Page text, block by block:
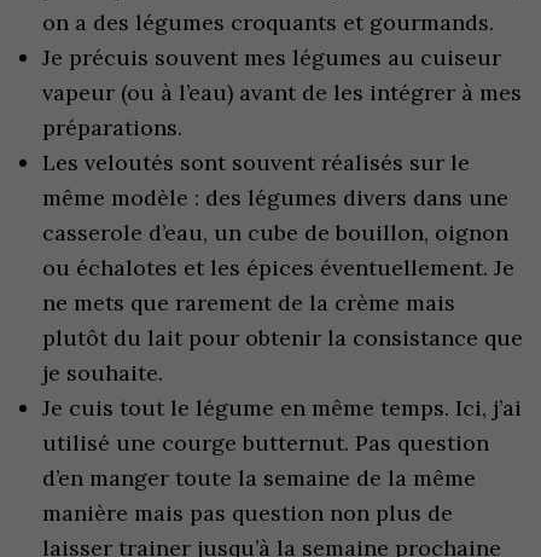
on a des légumes croquants et gourmands.
Je précuis souvent mes légumes au cuiseur
vapeur (ou à l’eau) avant de les intégrer à mes
préparations.
Les veloutés sont souvent réalisés sur le
même modèle : des légumes divers dans une
casserole d’eau, un cube de bouillon, oignon
ou échalotes et les épices éventuellement. Je
ne mets que rarement de la crème mais
plutôt du lait pour obtenir la consistance que
je souhaite.
Je cuis tout le légume en même temps. Ici, j’ai
utilisé une courge butternut. Pas question
d’en manger toute la semaine de la même
manière mais pas question non plus de
laisser trainer jusqu’à la semaine prochaine